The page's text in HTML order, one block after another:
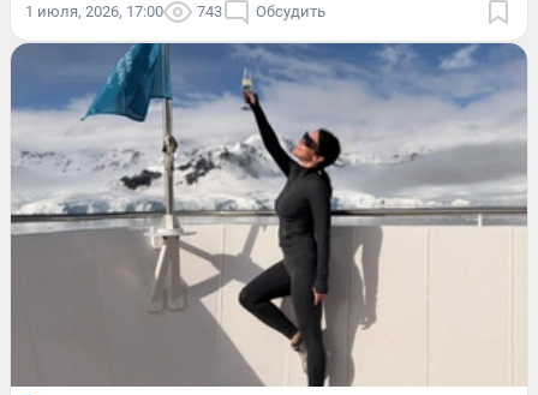
1 июля, 2026, 17:00 743 Обсудить